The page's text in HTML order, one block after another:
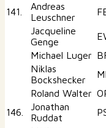
141.
Andreas
Leuschner
Jacqueline
Genge
Michael Luger
Niklas
Bockshecker
Roland Walter
146.
Jonathan
Ruddat